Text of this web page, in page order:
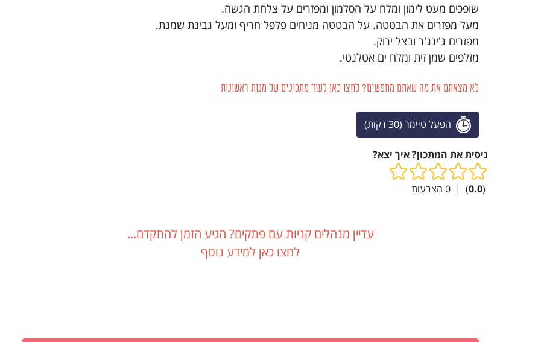
שופכים מעט לימון ומלח על הסלמון ומפזרים על צלחת הגשה.
מעל מפזרים את הבטטה. על הבטטה מניחים פלפל חריף ומעל גבינת שמנת.
מפזרים ג'ינג'ר ובצל ירוק.
מזלפים שמן זית ומלח ים אטלנטי.
לא מצאתם את מה שאתם מחפשים? לחצו כאן לעוד מתכונים של מנות ראשונות
הפעל טיימר (30 דקות)
ניסית את המתכון? איך יצא?
(
0.0
)
|
0 הצבעות
עדיין מנהלים קניות עם פתקים? הגיע הזמן להתקדם...
לחצו כאן למידע נוסף